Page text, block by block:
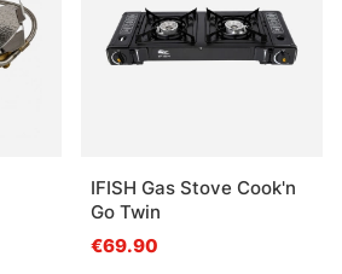
IFISH Gas Stove Cook'n
Go Twin
€69.90